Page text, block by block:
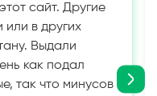
сайт. Другие
в других
Выдали
как подал
так что минусов